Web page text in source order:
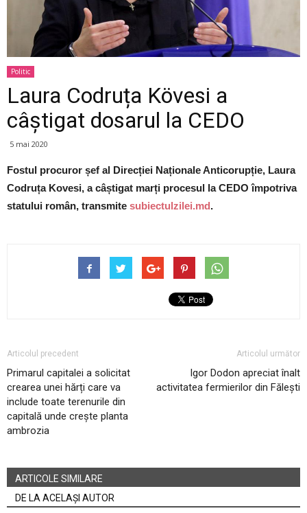
Politic
Laura Codruța Kövesi a
câștigat dosarul la CEDO
5 mai 2020
Fostul procuror șef al Direcției Naționale Anticorupție, Laura
Codruța Kovesi, a câștigat marți procesul la CEDO împotriva
statului român, transmite subiectulzilei.md.
Articolul precedent
Primarul capitalei a solicitat
crearea unei hărți care va
include toate terenurile din
capitală unde creşte planta
ambrozia
Articolul următor
Igor Dodon apreciat înalt
activitatea fermierilor din Fălești
ARTICOLE SIMILARE
DE LA ACELAȘI AUTOR